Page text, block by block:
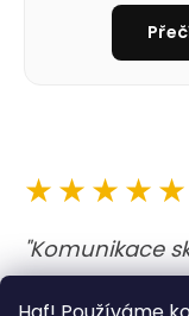
★★★★★
"Komunikace
obojek i